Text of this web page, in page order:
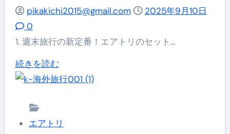
最
安
実
カ
マ
ー
ク
セ
旅
特
京-
pikakichi2015@gmail.com
2025年9月10日
0
1. 週末旅行の新定番！エアトリのセット…
続きを読む【エ
ア
限
エアトリ